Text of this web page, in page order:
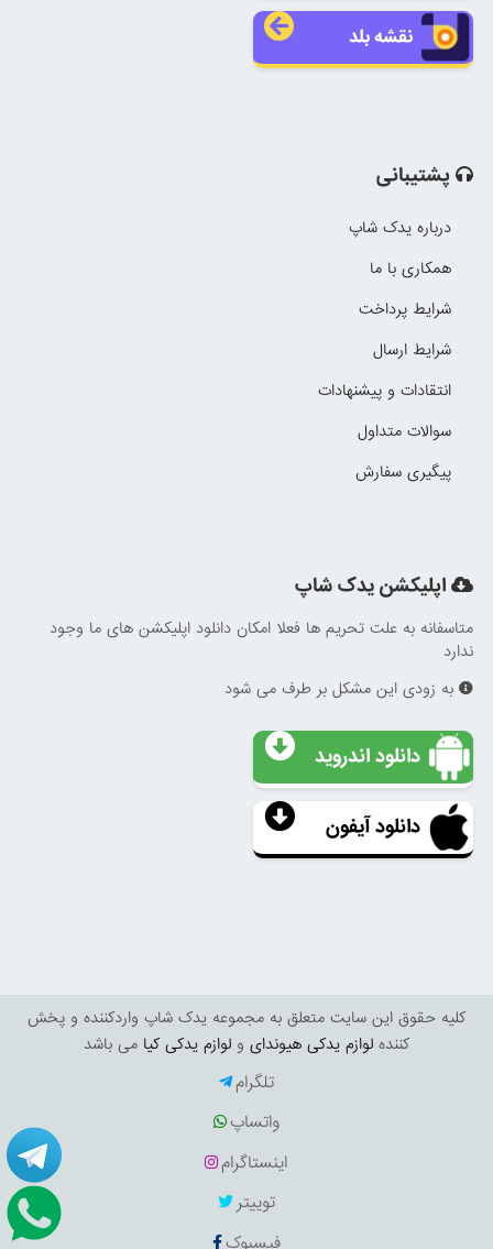
نقشه بلد
پشتیبانی
درباره یدک شاپ
همکاری با ما
شرایط پرداخت
شرایط ارسال
انتقادات و پیشنهادات
سوالات متداول
پیگیری سفارش
اپلیکشن یدک شاپ
متاسفانه به علت تحریم ها فعلا امکان دانلود اپلیکشن های ما وجود
ندارد
به زودی این مشکل بر طرف می شود
دانلود اندروید
دانلود آیفون
کليه حقوق اين سايت متعلق به مجموعه یدک شاپ واردکننده و پخش
کننده لوازم یدکی هیوندای و لوازم یدکی کیا می باشد
تلگرام
واتساپ
اینستاگرام
توییتر
فیسبوک